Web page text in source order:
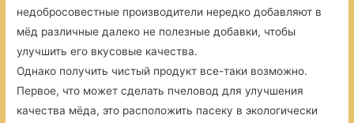
недобросовестные производители нередко добавляют в
мёд различные далеко не полезные добавки, чтобы
улучшить его вкусовые качества.
Однако получить чистый продукт все-таки возможно.
Первое, что может сделать пчеловод для улучшения
качества мёда, это расположить пасеку в экологически